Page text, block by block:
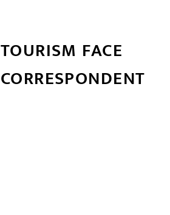
TOURISM FACE
CORRESPONDENT